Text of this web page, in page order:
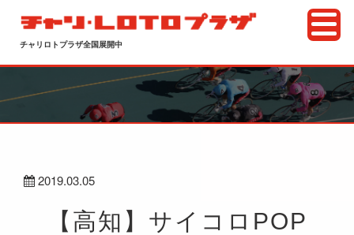
チャリロトプラザ全国展開中
2019.03.05
【高知】サイコロPOP